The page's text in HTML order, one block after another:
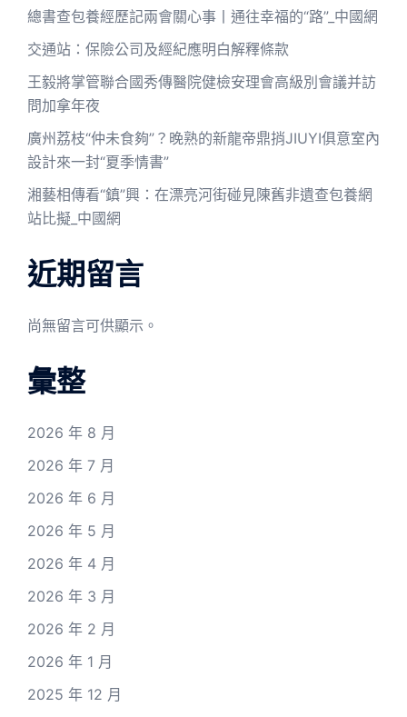
總書查包養經歷記兩會關心事丨通往幸福的“路”_中國網
交通站：保險公司及經紀應明白解釋條款
王毅將掌管聯合國秀傳醫院健檢安理會高級別會議并訪
問加拿年夜
廣州荔枝“仲未食夠”？晚熟的新龍帝鼎捎JIUYI俱意室內
設計來一封“夏季情書”
湘藝相傳看“鎮”興：在漂亮河街碰見陳舊非遺查包養網
站比擬_中國網
近期留言
尚無留言可供顯示。
彙整
2026 年 8 月
2026 年 7 月
2026 年 6 月
2026 年 5 月
2026 年 4 月
2026 年 3 月
2026 年 2 月
2026 年 1 月
2025 年 12 月